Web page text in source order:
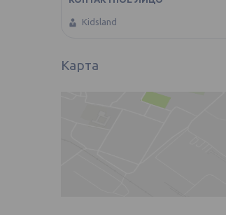
Kidsland
Карта